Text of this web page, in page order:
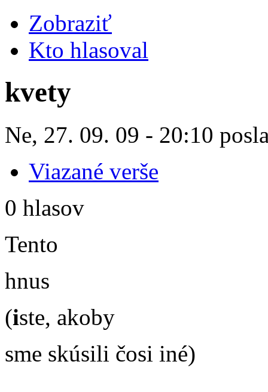
Zobraziť
Kto hlasoval
kvety
Ne, 27. 09. 09 - 20:10
Viazané verše
0 hlasov
Tento
hnus
(iste, akoby
sme skúsili čosi iné)